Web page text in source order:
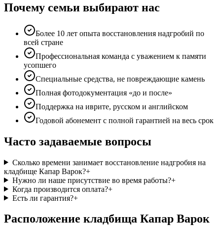
Почему семьи выбирают нас
Более 10 лет опыта восстановления надгробий по
всей стране
Профессиональная команда с уважением к памяти
усопшего
Специальные средства, не повреждающие камень
Полная фотодокументация «до и после»
Поддержка на иврите, русском и английском
Годовой абонемент с полной гарантией на весь срок
Часто задаваемые вопросы
Сколько времени занимает восстановление надгробия на
кладбище Капар Варок?+
Нужно ли наше присутствие во время работы?+
Когда производится оплата?+
Есть ли гарантия?+
Расположение кладбища Капар Варок